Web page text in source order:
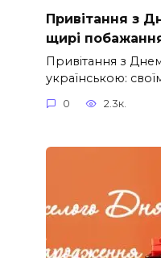
Привітання з
щирі
Привітання з
українською:
0 2.3к.